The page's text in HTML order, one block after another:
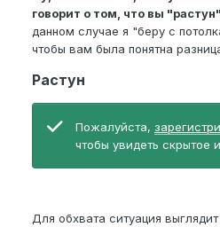
говорит о том, что вы
данном случае я "беру с
чтобы вам была понятна
Растун
Пожалуйста,
чтобы увидеть скрытое
Для обхвата ситуация